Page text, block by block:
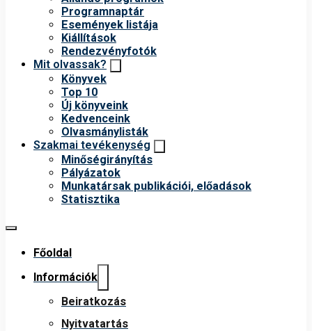
Programnaptár
Események listája
Kiállítások
Rendezvényfotók
Mit olvassak?
Könyvek
Top 10
Új könyveink
Kedvenceink
Olvasmánylisták
Szakmai tevékenység
Minőségirányítás
Pályázatok
Munkatársak publikációi, előadások
Statisztika
Főoldal
Információk
Beiratkozás
Nyitvatartás